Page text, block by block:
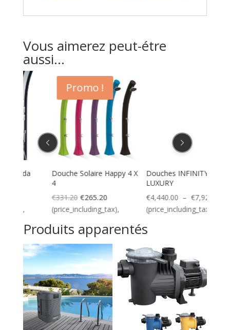
Vous aimerez peut-étre
aussi...
Promo !
Douche Solaire Happy 4 X
Le
prix
était :
€331.20.
€265.20Le
prix
est :
€265.20.
(price_including_tax),
Douches INFINITY
4,440.00 – €7,920.00Plage
de
(price_including_tax),
Produits apparentés